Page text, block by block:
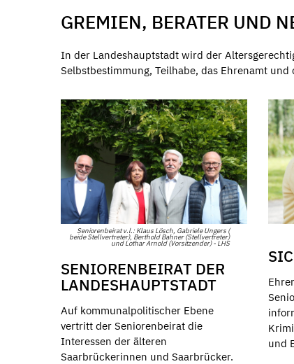
GREMIEN, BERATER UND
In der Landeshauptstadt wird der
Selbstbestimmung, Teilhabe, das Ehrenamt
Seniorenbeirat v.l.: Klaus Lösch, Gabriele Ungers (
beide Stellvertreter), Berthold Bahner (Stellvertreter)
und Lothar Arnold (Vorsitzender) - LHS
SENIORENBEIRAT DER
LANDESHAUPTSTADT
Auf kommunalpolitischer Ebene
vertritt der Seniorenbeirat die
Interessen der älteren
Saarbrückerinnen und Saarbrücker.
und